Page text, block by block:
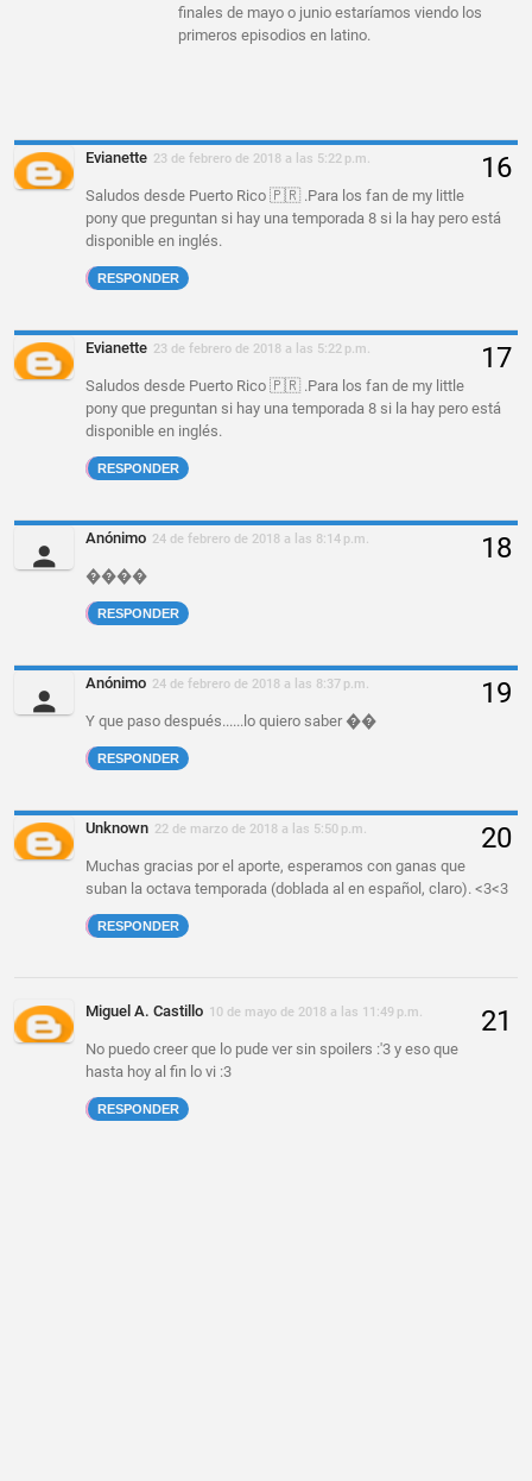
finales de mayo o junio estaríamos viendo los
primeros episodios en latino.
Evianette 23 de febrero de 2018 a las 5:22 p.m.
Saludos desde Puerto Rico 🇵🇷 .Para los fan de my little
pony que preguntan si hay una temporada 8 si la hay pero está
disponible en inglés.
RESPONDER
Evianette 23 de febrero de 2018 a las 5:22 p.m.
Saludos desde Puerto Rico 🇵🇷 .Para los fan de my little
pony que preguntan si hay una temporada 8 si la hay pero está
disponible en inglés.
RESPONDER
Anónimo 24 de febrero de 2018 a las 8:14 p.m.
����
RESPONDER
Anónimo 24 de febrero de 2018 a las 8:37 p.m.
Y que paso después......lo quiero saber ��
RESPONDER
Unknown 22 de marzo de 2018 a las 5:50 p.m.
Muchas gracias por el aporte, esperamos con ganas que
suban la octava temporada (doblada al en español, claro). <3<3
RESPONDER
Miguel A. Castillo 10 de mayo de 2018 a las 11:49 p.m.
No puedo creer que lo pude ver sin spoilers :'3 y eso que
hasta hoy al fin lo vi :3
RESPONDER